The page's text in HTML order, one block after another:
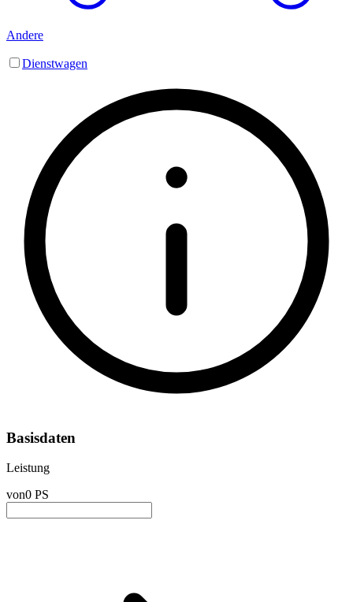
Andere
Dienstwagen
Basisdaten
Leistung
von0 PS